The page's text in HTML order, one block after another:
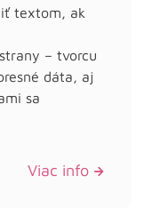
textom, ak
– tvorcu
dáta, aj
sa
Viac info